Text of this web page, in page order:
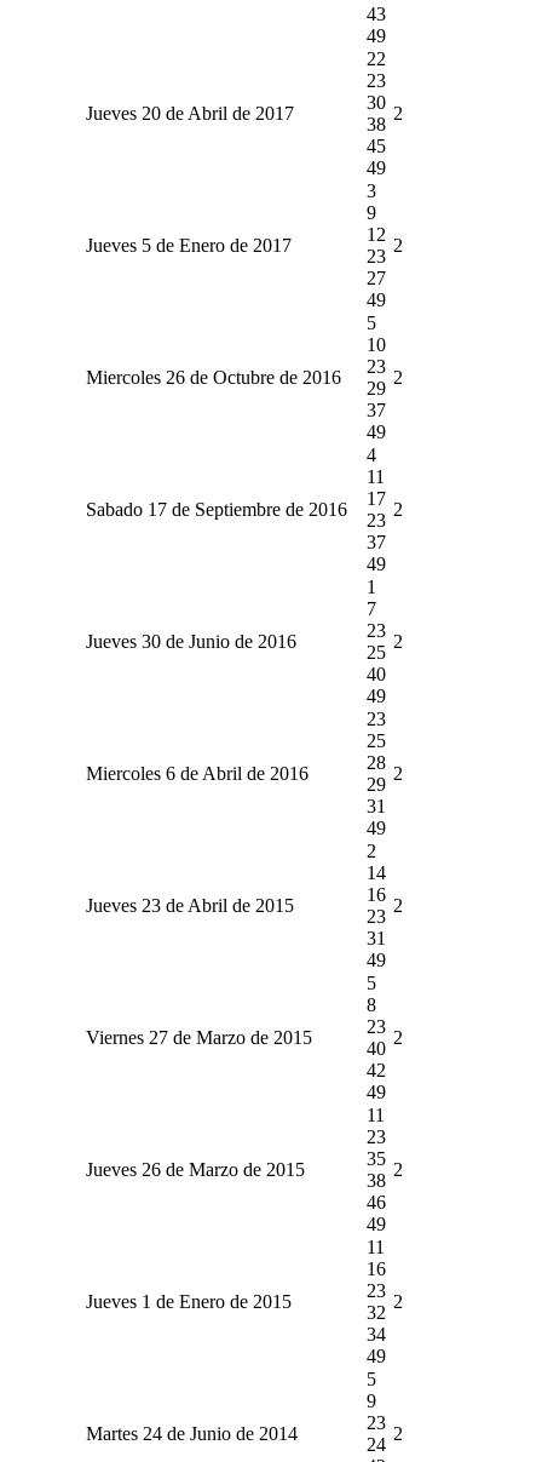
43
49
Jueves 20 de Abril de 2017
22
23
30
38
45
49
2
Jueves 5 de Enero de 2017
3
9
12
23
27
49
2
Miercoles 26 de Octubre de 2016
5
10
23
29
37
49
2
Sabado 17 de Septiembre de 2016
4
11
17
23
37
49
2
Jueves 30 de Junio de 2016
1
7
23
25
40
49
2
Miercoles 6 de Abril de 2016
23
25
28
29
31
49
2
Jueves 23 de Abril de 2015
2
14
16
23
31
49
2
Viernes 27 de Marzo de 2015
5
8
23
40
42
49
2
Jueves 26 de Marzo de 2015
11
23
35
38
46
49
2
Jueves 1 de Enero de 2015
11
16
23
32
34
49
2
Martes 24 de Junio de 2014
5
9
23
24
2